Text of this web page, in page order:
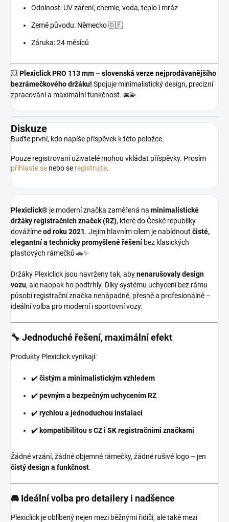
Odolnost: UV záření, chemie, voda, teplo i mráz
Země původu: Německo 🇩🇪
Záruka: 24 měsíců
💥Plexiclick PRO 113 mm – slovenská verze nejprodávanějšího
bezrámečkového držáku! Spojuje minimalistický design, precizní
zpracování a maximální funkčnost. 🚘💫
Diskuze
Buďte první, kdo napíše příspěvek k této položce.
Pouze registrovaní uživatelé mohou vkládat příspěvky. Prosím
přihlaste se nebo se registrujte.
Plexiclick® je moderní značka zaměřená na minimalistické
držáky registračních značek (RZ), které do České republiky
dovážímeod roku 2021. Jejím hlavním cílem je nabídnout čisté,
elegantní a technicky promyšlené řešeníbez klasických
plastových rámečků 🚗✨
Držáky Plexiclick jsou navrženy tak, abynenarušovaly design
vozu, ale naopak ho podtrhly. Díky systému uchycení bez rámu
působí registrační značka nenápadně, přesně a profesionálně –
ideální volba pro moderní i sportovní vozy.
🔧 Jednoduché řešení, maximální efekt
Produkty Plexiclick vynikají:
✔️čistým a minimalistickým vzhledem
✔️pevným a bezpečným uchycením RZ
✔️rychlou a jednoduchou instalací
✔️ kompatibilitou s CZ i SK registračními značkami
Žádné vrzání, žádné objemné rámečky, žádné rušivé logo – jen
čistý design a funkčnost.
🚘 Ideální volba pro detailery i nadšence
Plexiclick je oblíbený nejen mezi běžnými řidiči, ale také mezi